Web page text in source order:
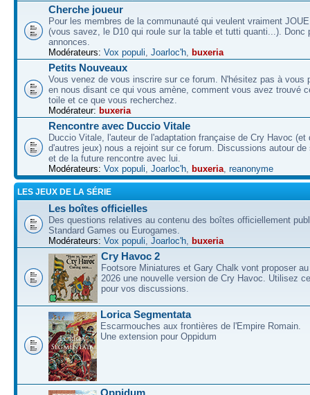
Cherche joueur
Pour les membres de la communauté qui veulent vraiment
(vous savez, le D10 qui roule sur la table et tutti quanti...). Donc
annonces.
Modérateurs: Vox populi, Joarloc'h, buxeria
Petits Nouveaux
Vous venez de vous inscrire sur ce forum. N'hésitez pas à vous
en nous disant ce qui vous amène, comment vous avez trouvé
toile et ce que vous recherchez.
Modérateur: buxeria
Rencontre avec Duccio Vitale
Duccio Vitale, l'auteur de l'adaptation française de Cry Havoc (et
d'autres jeux) nous a rejoint sur ce forum. Discussions autour de
et de la future rencontre avec lui.
Modérateurs: Vox populi, Joarloc'h, buxeria, reanonyme
LES JEUX DE LA SÉRIE
Les boîtes officielles
Des questions relatives au contenu des boîtes officiellement
Standard Games ou Eurogames.
Modérateurs: Vox populi, Joarloc'h, buxeria
Cry Havoc 2
Footsore Miniatures et Gary Chalk vont proposer
2026 une nouvelle version de Cry Havoc. Utilisez
pour vos discussions.
Lorica Segmentata
Escarmouches aux frontières de l'Empire Romain.
Une extension pour Oppidum
Oppidum